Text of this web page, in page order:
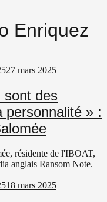
Enriquez
27 mars 2025
sont des
personnalité » :
résidente de l'IBOAT,
anglais Ransom Note.
18 mars 2025